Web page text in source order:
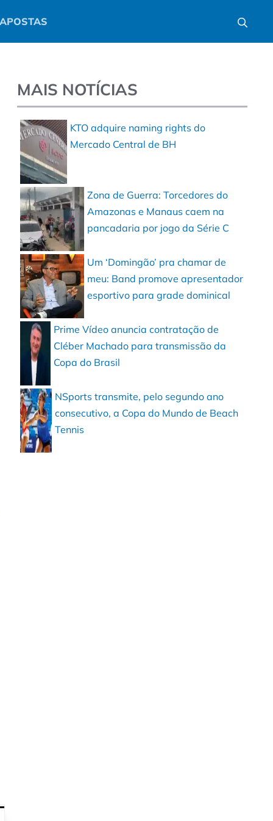
APOSTAS
MAIS NOTÍCIAS
KTO adquire naming rights do
Mercado Central de BH
Zona de Guerra: Torcedores do
Amazonas e Manaus caem na
pancadaria por jogo da Série C
Um ‘Domingão’ pra chamar de
meu: Band promove apresentador
esportivo para grade dominical
Prime Vídeo anuncia contratação de
Cléber Machado para transmissão da
Copa do Brasil
NSports transmite, pelo segundo ano
consecutivo, a Copa do Mundo de Beach
Tennis